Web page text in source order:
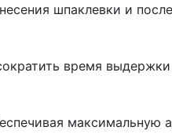
шпаклевки и
время
максимальную